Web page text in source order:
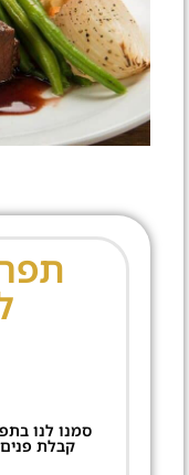
סמנו לנו